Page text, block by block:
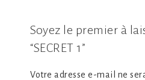
Soyez le premier à
“SECRET 1”
Votre adresse e-mail ne